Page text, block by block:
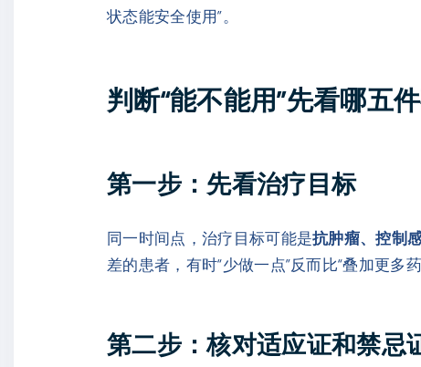
状态能安全使用”。
判断“能不能用”先看哪五
第一步：先看治疗目标
同一时间点，治疗目标可能是抗肿瘤、控制
差的患者，有时“少做一点”反而比“叠加更多药
第二步：核对适应证和禁忌